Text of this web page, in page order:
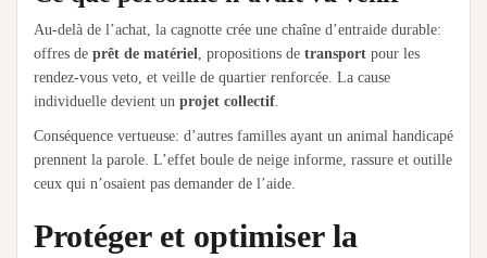
Au-delà de l’achat, la cagnotte crée une chaîne d’entraide durable:
offres de prêt de matériel, propositions de transport pour les
rendez-vous veto, et veille de quartier renforcée. La cause
individuelle devient un projet collectif.
Conséquence vertueuse: d’autres familles ayant un animal handicapé
prennent la parole. L’effet boule de neige informe, rassure et outille
ceux qui n’osaient pas demander de l’aide.
Protéger et optimiser la